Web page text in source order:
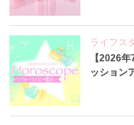
ライフス
【2026
ッション